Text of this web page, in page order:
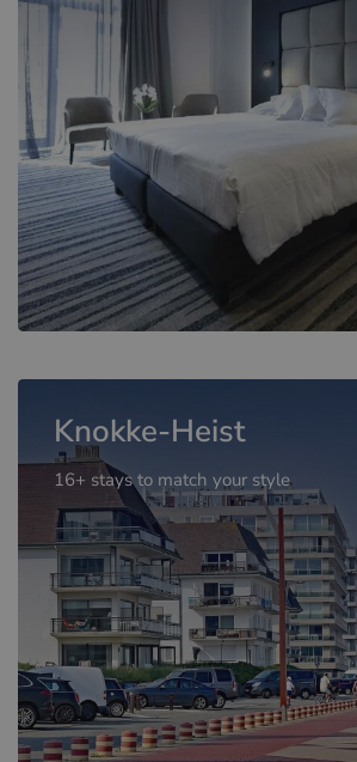
Knokke-Heist
16+ stays to match your style